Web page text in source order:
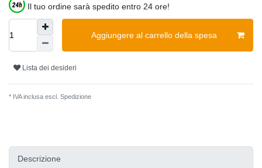
Il tuo ordine sarà spedito entro 24 ore!
Aggiungere al carrello della spesa
Lista dei desideri
* IVA inclusa escl. Spedizione
Descrizione